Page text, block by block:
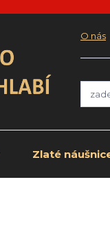
O nás
Zlaté